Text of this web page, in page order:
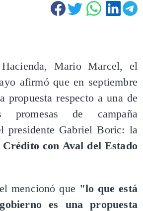
Mario Marcel, el
afirmó que en septiembre
propuesta respecto a una de
promesas de campaña
presidente Gabriel Boric: la
Crédito con Aval del Estado
mencionó que "lo que está
es una propuesta